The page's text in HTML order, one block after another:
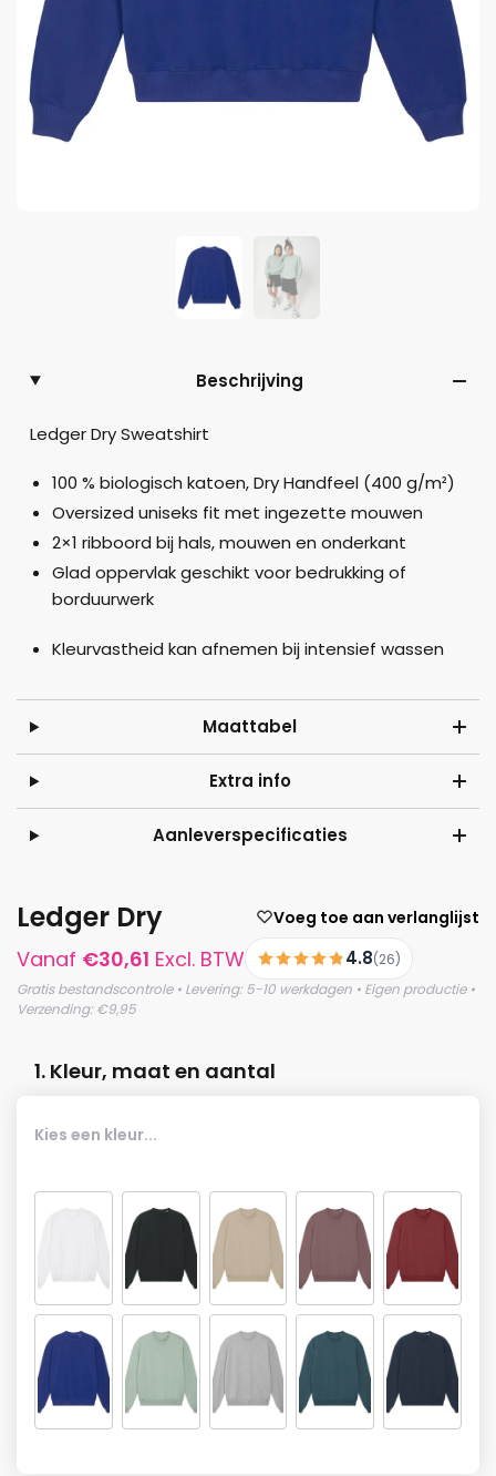
Beschrijving
Ledger Dry Sweatshirt
100 % biologisch katoen, Dry Handfeel (400 g/m²)
Oversized uniseks fit met ingezette mouwen
2×1 ribboord bij hals, mouwen en onderkant
Glad oppervlak geschikt voor bedrukking of
borduurwerk
Kleurvastheid kan afnemen bij intensief wassen
Maattabel
Extra info
Aanleverspecificaties
Ledger Dry Voeg toe aan verlanglijst
Vanaf €30,61 Excl. BTW 4.8(26)
Gratis bestandscontrole • Levering: 5-10 werkdagen • Eigen productie •
Verzending: €9,95
1. Kleur, maat en aantal
Kies een kleur...